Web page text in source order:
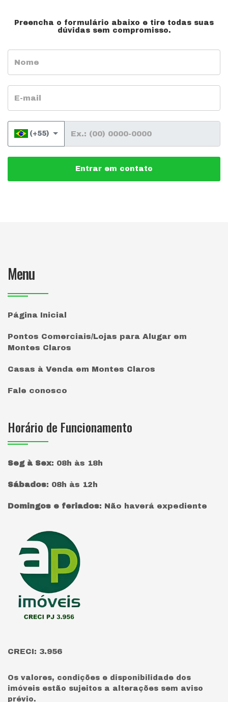
Preencha o formulário abaixo e tire todas suas
dúvidas sem compromisso.
(+55)
Entrar em contato
Menu
Página Inicial
Pontos Comerciais/Lojas para Alugar em
Montes Claros
Casas à Venda em Montes Claros
Fale conosco
Horário de Funcionamento
Seg à Sex: 08h às 18h
Sábados: 08h às 12h
Domingos e feriados: Não haverá expediente
Página inicial
CRECI: 3.956
Os valores, condições e disponibilidade dos
imóveis estão sujeitos a alterações sem aviso
prévio.